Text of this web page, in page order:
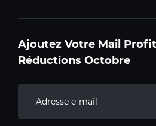
Ajoutez Votre Mail
Réductions Octobre